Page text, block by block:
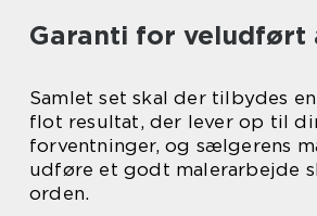
Garanti for veludført
Samlet set skal der tilbydes
flot resultat, der lever op til
forventninger, og sælgerens
udføre et godt malerarbejde
orden.